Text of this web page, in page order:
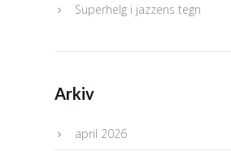
Superhelg i jazzens tegn
Arkiv
april 2026